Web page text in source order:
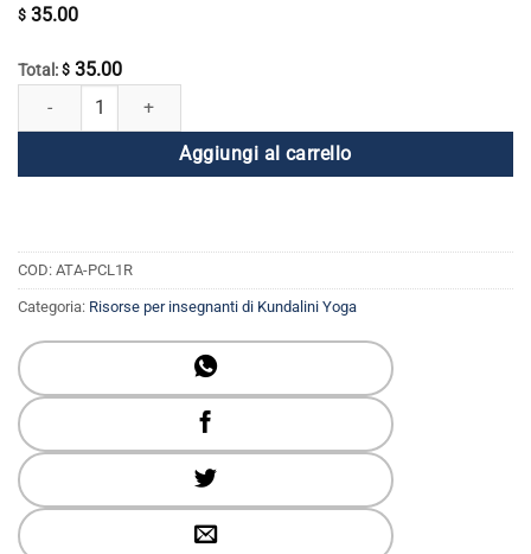
$ 35.00
Total: $ 35.00
CERTIFICATO STAMPATO - Certificato di livello due o ristampa di
Aggiungi al carrello
COD: ATA-PCL1R
Categoria: Risorse per insegnanti di Kundalini Yoga